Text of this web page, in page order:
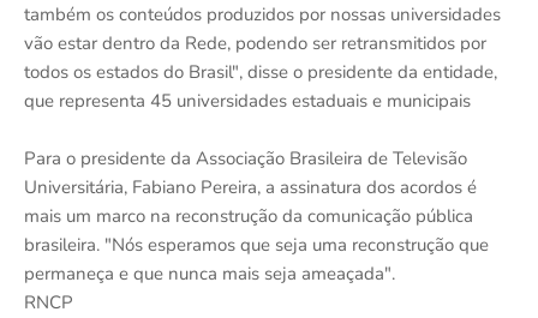
também os conteúdos produzidos por nossas universidades
vão estar dentro da Rede, podendo ser retransmitidos por
todos os estados do Brasil", disse o presidente da entidade,
que representa 45 universidades estaduais e municipais
Para o presidente da Associação Brasileira de Televisão
Universitária, Fabiano Pereira, a assinatura dos acordos é
mais um marco na reconstrução da comunicação pública
brasileira. "Nós esperamos que seja uma reconstrução que
permaneça e que nunca mais seja ameaçada".
RNCP